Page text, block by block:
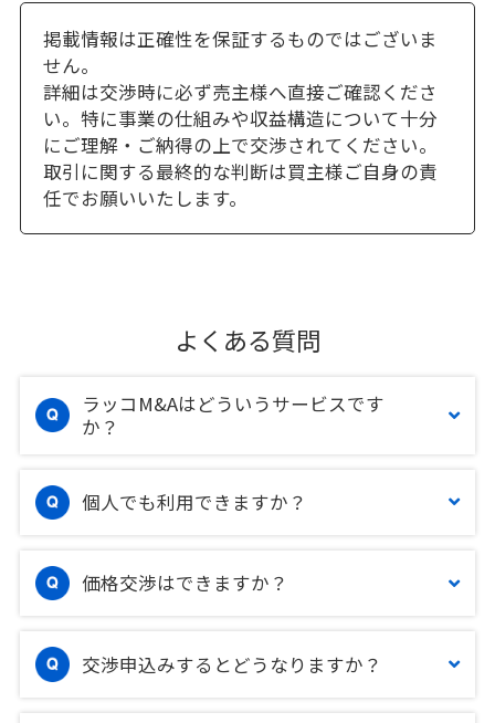
掲載情報は正確性を保証するものではございま
せん。
詳細は交渉時に必ず売主様へ直接ご確認くださ
い。特に事業の仕組みや収益構造について十分
にご理解・ご納得の上で交渉されてください。
取引に関する最終的な判断は買主様ご自身の責
任でお願いいたします。
よくある質問
ラッコM&Aはどういうサービスです
か？
個人でも利用できますか？
価格交渉はできますか？
交渉申込みするとどうなりますか？